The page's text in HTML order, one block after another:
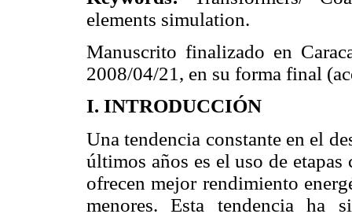
elements simulation.
Manuscrito finalizado en
2008/04/21, en su forma final
I. INTRODUCCIÓN
Una tendencia constante en el
últimos años es el uso de
ofrecen mejor rendimiento
menores. Esta tendencia ha